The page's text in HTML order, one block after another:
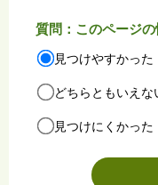
質問：このページ
見つけやすかった
どちらともいえな
見つけにくかった